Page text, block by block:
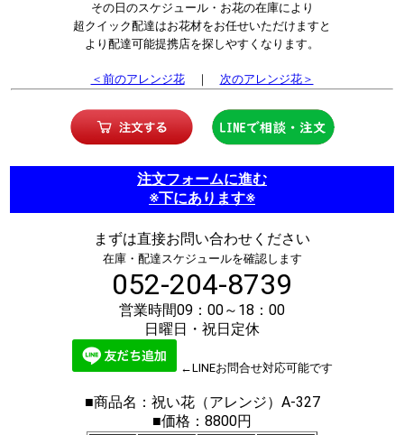
その日のスケジュール・お花の在庫により
超クイック配達はお花材をお任せいただけますと
より配達可能提携店を探しやすくなります。
＜前のアレンジ花｜ 次のアレンジ花＞
注文フォームに進む
※下にあります※
まずは直接お問い合わせください
在庫・配達スケジュールを確認します
052-204-8739
営業時間09：00～18：00
日曜日・祝日定休
←LINEお問合せ対応可能です
■商品名：祝い花（アレンジ）A-327
■価格：8800円